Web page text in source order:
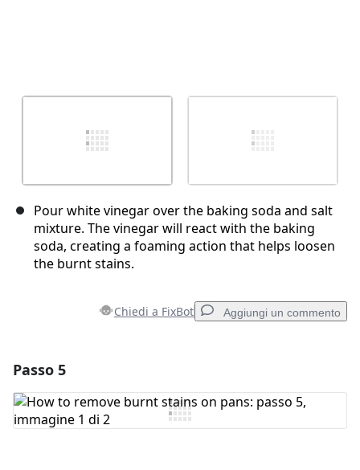
Pour white vinegar over the baking soda and salt
mixture. The vinegar will react with the baking
soda, creating a foaming action that helps loosen
the burnt stains.
Chiedi a FixBot Aggiungi un commento
Aggiungi Commento
Passo 5